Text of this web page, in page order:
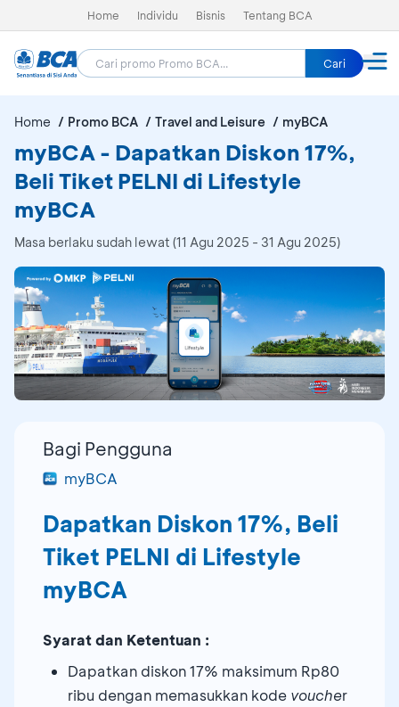
Home Individu Bisnis Tentang BCA
Cari
Home Promo BCA Travel and Leisure myBCA
myBCA - Dapatkan Diskon 17%,
Beli Tiket PELNI di Lifestyle
myBCA
Masa berlaku sudah lewat (11 Agu 2025 - 31 Agu 2025)
Bagi Pengguna
myBCA
Dapatkan Diskon 17%, Beli
Tiket PELNI di Lifestyle
myBCA
Syarat dan Ketentuan :
Dapatkan diskon 17% maksimum Rp80
ribu dengan memasukkan kode voucher